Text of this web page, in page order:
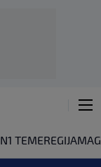
N1 TEMEREGIJA